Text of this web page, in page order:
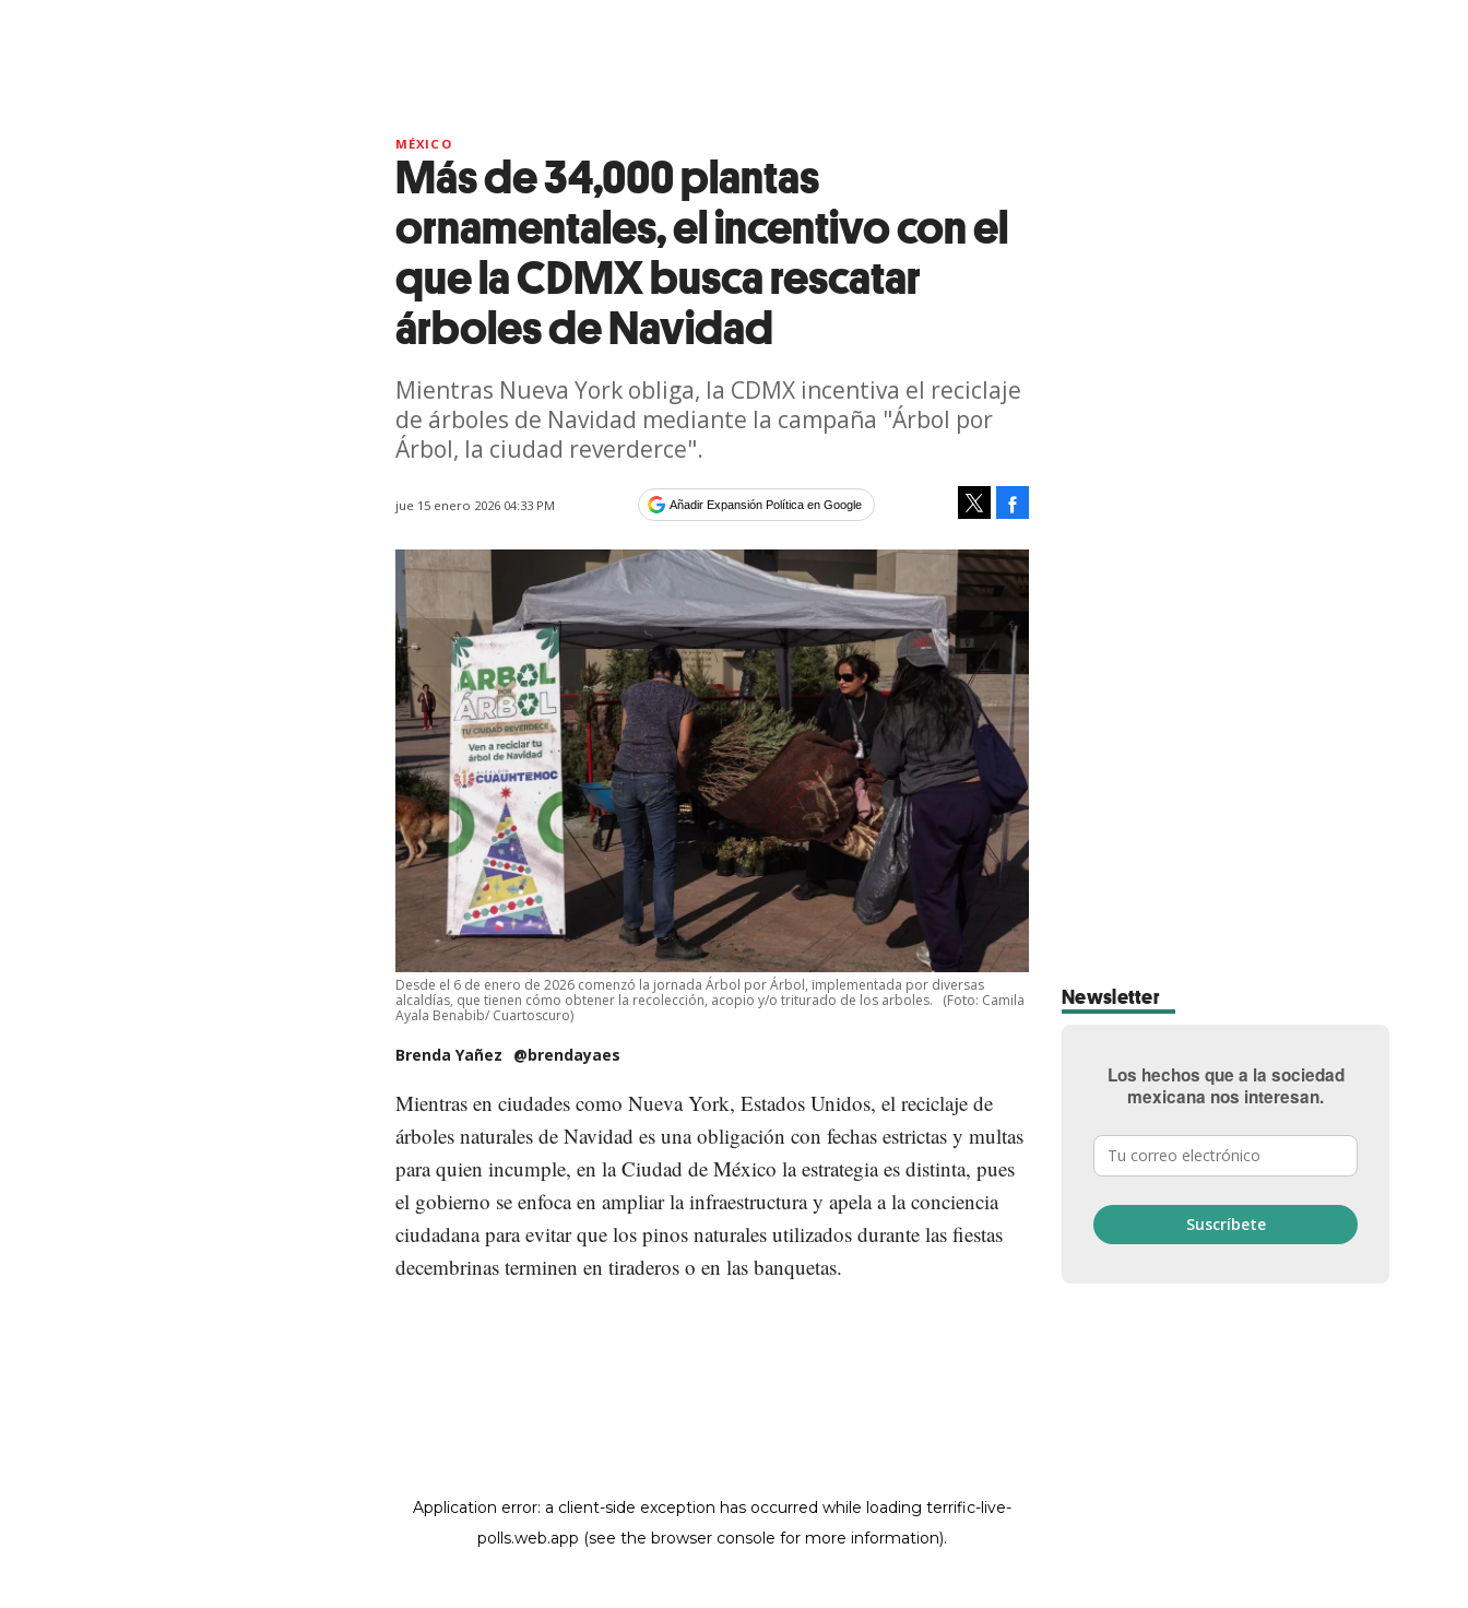
Newsletter
Los hechos que a la sociedad
mexicana nos interesan.
MÉXICO
Más de 34,000 plantas
ornamentales, el incentivo con el
que la CDMX busca rescatar
árboles de Navidad
Mientras Nueva York obliga, la CDMX incentiva el reciclaje
de árboles de Navidad mediante la campaña "Árbol por
Árbol, la ciudad reverderce".
jue 15 enero 2026 04:33 PM Añadir Expansión Política en Google
Desde el 6 de enero de 2026 comenzó la jornada Árbol por Árbol, implementada por diversas
alcaldías, que tienen cómo obtener la recolección, acopio y/o triturado de los arboles.
(Foto: Camila
Ayala Benabib/ Cuartoscuro)
Brenda Yañez @brendayaes
Mientras en ciudades como Nueva York, Estados Unidos, el reciclaje de
árboles naturales de Navidad es una obligación con fechas estrictas y multas
para quien incumple, en la Ciudad de México la estrategia es distinta, pues
el gobierno se enfoca en ampliar la infraestructura y apela a la conciencia
ciudadana para evitar que los pinos naturales utilizados durante las fiestas
decembrinas terminen en tiraderos o en las banquetas.